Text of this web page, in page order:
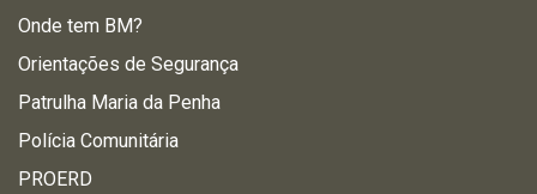
Onde tem BM?
Orientações de Segurança
Patrulha Maria da Penha
Polícia Comunitária
PROERD